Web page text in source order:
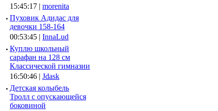
15:45:17 | morenita
· Пуховик Адидас для
девочки 158-164
00:53:45 | InnaLud
· Куплю школьный
сарафан на 128 см
Классической гимназии
16:50:46 | Jdask
· Детская колыбель
Тролл с опускающейся
боковиной